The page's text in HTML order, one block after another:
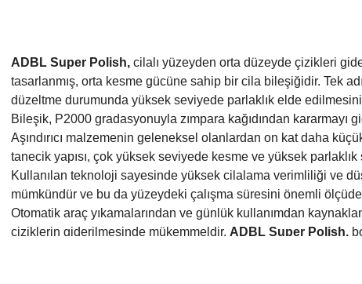
ADBL Super Polish, cilalı yüzeyden orta düzeyde çizikleri
tasarlanmış, orta kesme gücüne sahip bir cila bileşiğidir. Tek
düzeltme durumunda yüksek seviyede parlaklık elde
Bileşik, P2000 gradasyonuyla zımpara kağıdından kararmayı
Aşındırıcı malzemenin geleneksel olanlardan on kat daha
tanecik yapısı, çok yüksek seviyede kesme ve yüksek parlaklık
Kullanılan teknoloji sayesinde yüksek cilalama verimliliği ve
mümkündür ve bu da yüzeydeki çalışma süresini önemli ölçüde
Otomatik araç yıkamalarından ve günlük kullanımdan
çiziklerin giderilmesinde mükemmeldir. ADBL Super Polish,